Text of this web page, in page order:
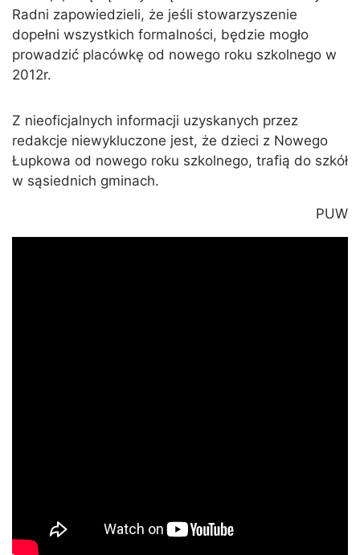
Radni zapowiedzieli, że jeśli stowarzyszenie
dopełni wszystkich formalności, będzie mogło
prowadzić placówkę od nowego roku szkolnego w
2012r.
Z nieoficjalnych informacji uzyskanych przez
redakcje niewykluczone jest, że dzieci z Nowego
Łupkowa od nowego roku szkolnego, trafią do szkół
w sąsiednich gminach.
PUW